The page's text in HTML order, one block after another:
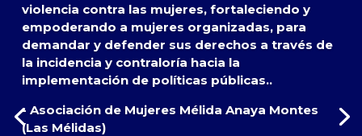
violencia contra las mujeres, fortaleciendo y
empoderando a mujeres organizadas, para
demandar y defender sus derechos a través de
la incidencia y contraloría hacia la
implementación de políticas públicas..
- Asociación de Mujeres Mélida Anaya Montes
(Las Mélidas)